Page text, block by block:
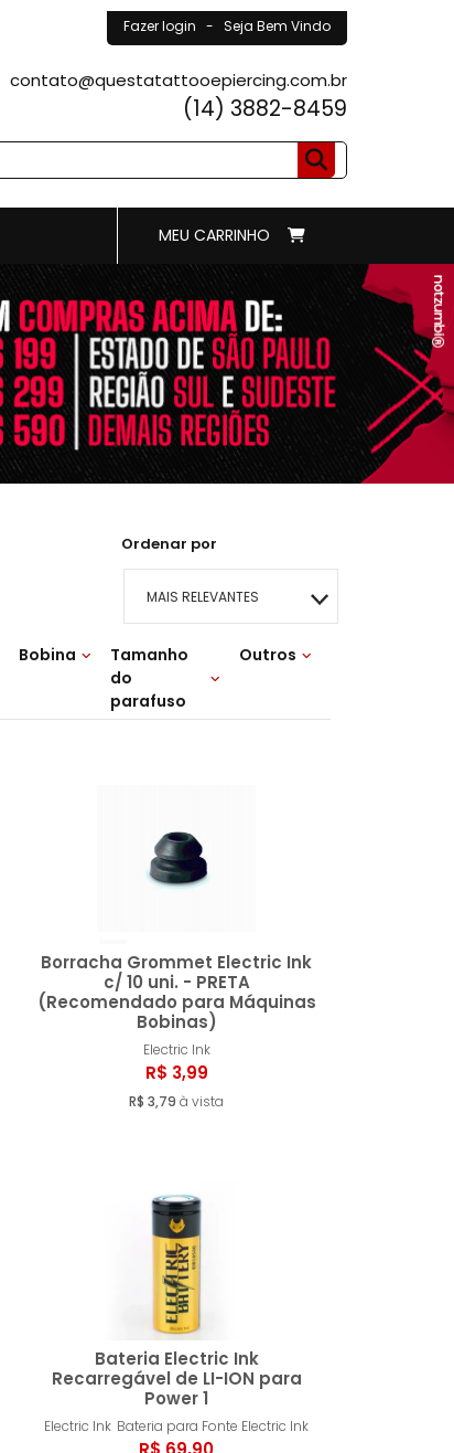
Fazer login - Seja Bem Vindo
contato@questatattooepiercing.com.br
(14) 3882-8459
MEU CARRINHO
Ordenar por
MAIS RELEVANTES
MAIS VENDIDOS
MENOR PREÇO
Bobina
Tamanho
do
parafuso
Outros
Lançamentos
Borracha Grommet Electric Ink
c/ 10 uni. - PRETA
(Recomendado para Máquinas
Bobinas)
Electric Ink
R$ 3,99
R$ 3,79 à vista
Comprar
Bateria Electric Ink
Recarregável de LI-ION para
Power 1
Electric Ink Bateria para Fonte Electric Ink
Comprar